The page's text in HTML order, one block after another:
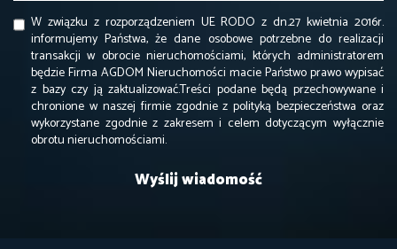
W związku z rozporządzeniem UE RODO z dn.27 kwietnia 2016r.
informujemy Państwa, że dane osobowe potrzebne do realizacji
transakcji w obrocie nieruchomościami, których administratorem
będzie Firma AGDOM Nieruchomości macie Państwo prawo wypisać
z bazy czy ją zaktualizować.Treści podane będą przechowywane i
chronione w naszej firmie zgodnie z polityką bezpieczeństwa oraz
wykorzystane zgodnie z zakresem i celem dotyczącym wyłącznie
obrotu nieruchomościami.